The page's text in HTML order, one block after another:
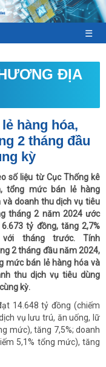
☰
ĐỊA
hàng hóa,
2 tháng đầu
kỳ
số liệu từ Cục Thống kê
tổng mức bán lẻ hàng
và doanh thu dịch vụ tiêu
tháng 2 năm 2024 ước
tỷ đồng, tăng 2,7%
tháng trước. Tính
2 tháng đầu năm 2024,
mức bán lẻ hàng hóa và
thu dịch vụ tiêu dùng
kỳ.
14.648 tỷ đồng (chiếm
vụ lưu trú, ăn uống, lữ
mức), tăng 7,5%; doanh
5,1% tổng mức), tăng